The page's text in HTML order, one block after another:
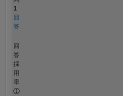
1
回
答
回
答
採
用
率